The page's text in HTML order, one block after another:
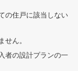
の住戸に該当しない
ん。
者の設計プランの一